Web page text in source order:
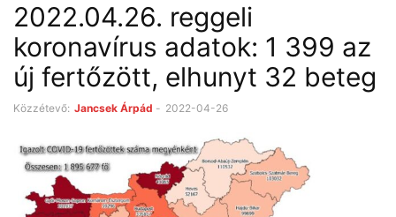
2022.04.26. reggeli
koronavírus adatok: 1 399 az
új fertőzött, elhunyt 32 beteg
Közzétevő: Jancsek Árpád - 2022-04-26